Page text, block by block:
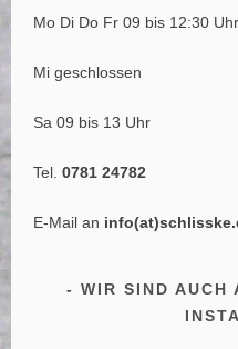
Mo Di Do Fr 09 bis 12:30
Mi geschlossen
Sa 09 bis 13 Uhr
Tel.0781 24782
E-Mail an
WIR SIND AUCH